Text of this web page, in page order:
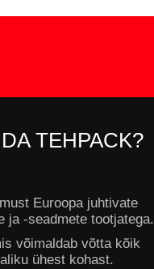
TEHPACK?
Euroopa juhtivate
ja -seadmete tootjatega.
võimaldab võtta kõik
ühest kohast.